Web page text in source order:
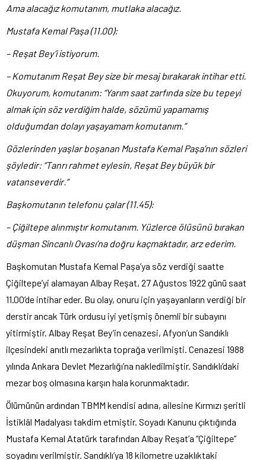
Ama alacağız komutanım, mutlaka alacağız.
Mustafa Kemal Paşa (11.00):
– Reşat Bey’i istiyorum.
– Komutanım Reşat Bey size bir mesaj bırakarak intihar etti.
Okuyorum, komutanım: “Yarım saat zarfında size bu tepeyi
almak için söz verdiğim halde, sözümü yapamamış
olduğumdan dolayı yaşayamam komutanım.”
Gözlerinden yaşlar boşanan Mustafa Kemal Paşa’nın sözleri
şöyledir: “Tanrı rahmet eylesin, Reşat Bey büyük bir
vatanseverdir.”
Başkomutanın telefonu çalar (11.45):
– Çiğiltepe alınmıştır komutanım. Yüzlerce ölüsünü bırakan
düşman Sincanlı Ovası’na doğru kaçmaktadır, arz ederim.
Başkomutan Mustafa Kemal Paşa’ya söz verdiği saatte
Çiğiltepe’yi alamayan Albay Reşat, 27 Ağustos 1922 günü saat
11.00’de intihar eder. Bu olay, onuru için yaşayanların verdiği bir
derstir ancak Türk ordusu iyi yetişmiş önemli bir subayını
yitirmiştir. Albay Reşat Bey’in cenazesi, Afyon’un Sandıklı
ilçesindeki anıtlı mezarlıkta toprağa verilmişti. Cenazesi 1988
yılında Ankara Devlet Mezarlığı’na nakledilmiştir. Sandıklı’daki
mezar boş olmasına karşın hala korunmaktadır.
Ölümünün ardından TBMM kendisi adına, ailesine Kırmızı şeritli
İstiklâl Madalyası takdim etmiştir. Soyadı Kanunu çıktığında
Mustafa Kemal Atatürk tarafından Albay Reşat’a “Çiğiltepe”
soyadını verilmiştir. Sandıklı’ya 18 kilometre uzaklıktaki